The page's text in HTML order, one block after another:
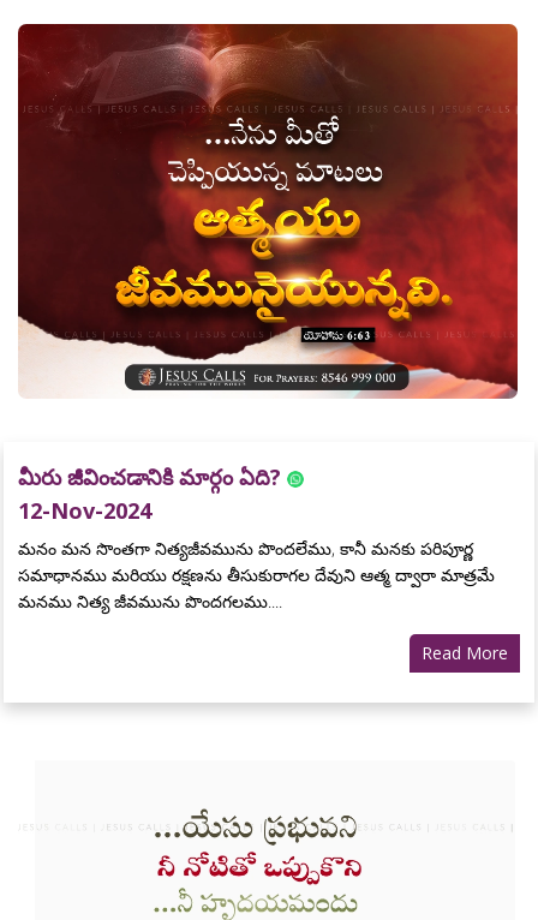
మీరు జీవించడానికి మార్గం ఏది?
12-Nov-2024
మనం మన సొంతగా నిత్యజీవమును పొందలేము, కానీ మనకు పరిపూర్ణ
సమాధానము మరియు రక్షణను తీసుకురాగల దేవుని ఆత్మ ద్వారా మాత్రమే
మనము నిత్య జీవమును పొందగలము....
Read More